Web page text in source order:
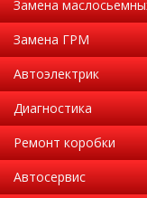
Замена
Замена ГРМ
Автоэлектрик
Диагностика
Ремонт коробки
Автосервис